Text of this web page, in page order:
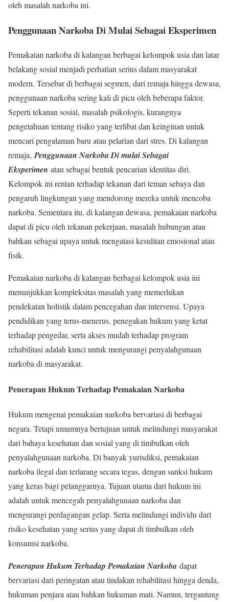
oleh masalah narkoba ini.
Penggunaan Narkoba Di Mulai Sebagai Eksperimen
Pemakaian narkoba di kalangan berbagai kelompok usia dan latar
belakang sosial menjadi perhatian serius dalam masyarakat
modern. Tersebar di berbagai segmen, dari remaja hingga dewasa,
penggunaan narkoba sering kali di picu oleh beberapa faktor.
Seperti tekanan sosial, masalah psikologis, kurangnya
pengetahuan tentang risiko yang terlibat dan keinginan untuk
mencari pengalaman baru atau pelarian dari stres. Di kalangan
remaja,Penggunaan Narkoba Di mulai Sebagai
Eksperimen atau sebagai bentuk pencarian identitas diri.
Kelompok ini rentan terhadap tekanan dari teman sebaya dan
pengaruh lingkungan yang mendorong mereka untuk mencoba
narkoba. Sementara itu, di kalangan dewasa, pemakaian narkoba
dapat di picu oleh tekanan pekerjaan, masalah hubungan atau
bahkan sebagai upaya untuk mengatasi kesulitan emosional atau
fisik.
Pemakaian narkoba di kalangan berbagai kelompok usia ini
menunjukkan kompleksitas masalah yang memerlukan
pendekatan holistik dalam pencegahan dan intervensi. Upaya
pendidikan yang terus-menerus, penegakan hukum yang ketat
terhadap pengedar, serta akses mudah terhadap program
rehabilitasi adalah kunci untuk mengurangi penyalahgunaan
narkoba di masyarakat.
Penerapan Hukum Terhadap Pemakaian Narkoba
Hukum mengenai pemakaian narkoba bervariasi di berbagai
negara. Tetapi umumnya bertujuan untuk melindungi masyarakat
dari bahaya kesehatan dan sosial yang di timbulkan oleh
penyalahgunaan narkoba. Di banyak yurisdiksi, pemakaian
narkoba ilegal dan terlarang secara tegas, dengan sanksi hukum
yang keras bagi pelanggarnya. Tujuan utama dari hukum ini
adalah untuk mencegah penyalahgunaan narkoba dan
mengurangi perdagangan gelap. Serta melindungi individu dari
risiko kesehatan yang serius yang dapat di timbulkan oleh
konsumsi narkoba.
Penerapan Hukum Terhadap Pemakaian Narkoba dapat
bervariasi dari peringatan atau tindakan rehabilitasi hingga denda,
hukuman penjara atau bahkan hukuman mati. Namun, tergantung